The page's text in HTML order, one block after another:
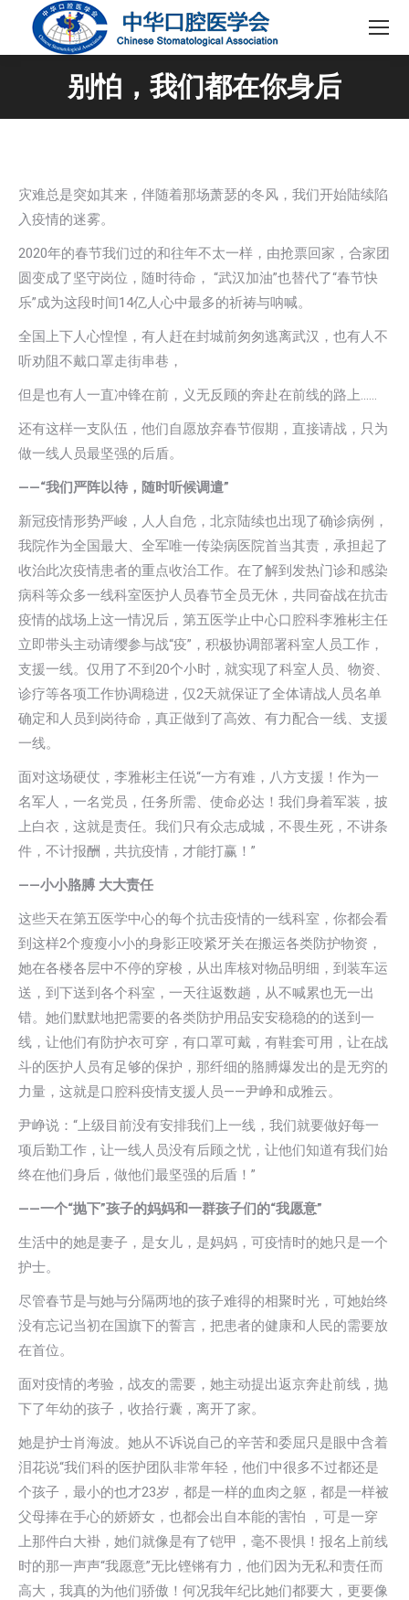
别怕，我们都在你身后
灾难总是突如其来，伴随着那场萧瑟的冬风，我们开始陆续陷
入疫情的迷雾。
2020年的春节我们过的和往年不太一样，由抢票回家，合家团
圆变成了坚守岗位，随时待命， “武汉加油”也替代了“春节快
乐”成为这段时间14亿人心中最多的祈祷与呐喊。
全国上下人心惶惶，有人赶在封城前匆匆逃离武汉，也有人不
听劝阻不戴口罩走街串巷，
但是也有人一直冲锋在前，义无反顾的奔赴在前线的路上……
还有这样一支队伍，他们自愿放弃春节假期，直接请战，只为
做一线人员最坚强的后盾。
——“我们严阵以待，随时听候调遣”
新冠疫情形势严峻，人人自危，北京陆续也出现了确诊病例，
我院作为全国最大、全军唯一传染病医院首当其责，承担起了
收治此次疫情患者的重点收治工作。在了解到发热门诊和感染
病科等众多一线科室医护人员春节全员无休，共同奋战在抗击
疫情的战场上这一情况后，第五医学止中心口腔科李雅彬主任
立即带头主动请缨参与战“疫”，积极协调部署科室人员工作，
支援一线。仅用了不到20个小时，就实现了科室人员、物资、
诊疗等各项工作协调稳进，仅2天就保证了全体请战人员名单
确定和人员到岗待命，真正做到了高效、有力配合一线、支援
一线。
面对这场硬仗，李雅彬主任说“一方有难，八方支援！作为一
名军人，一名党员，任务所需、使命必达！我们身着军装，披
上白衣，这就是责任。我们只有众志成城，不畏生死，不讲条
件，不计报酬，共抗疫情，才能打赢！”
——小小胳膊 大大责任
这些天在第五医学中心的每个抗击疫情的一线科室，你都会看
到这样2个瘦瘦小小的身影正咬紧牙关在搬运各类防护物资，
她在各楼各层中不停的穿梭，从出库核对物品明细，到装车运
送，到下送到各个科室，一天往返数趟，从不喊累也无一出
错。她们默默地把需要的各类防护用品安安稳稳的的送到一
线，让他们有防护衣可穿，有口罩可戴，有鞋套可用，让在战
斗的医护人员有足够的保护，那纤细的胳膊爆发出的是无穷的
力量，这就是口腔科疫情支援人员——尹峥和成雅云。
尹峥说：“上级目前没有安排我们上一线，我们就要做好每一
项后勤工作，让一线人员没有后顾之忧，让他们知道有我们始
终在他们身后，做他们最坚强的后盾！”
——一个“抛下”孩子的妈妈和一群孩子们的“我愿意”
生活中的她是妻子，是女儿，是妈妈，可疫情时的她只是一个
护士。
尽管春节是与她与分隔两地的孩子难得的相聚时光，可她始终
没有忘记当初在国旗下的誓言，把患者的健康和人民的需要放
在首位。
面对疫情的考验，战友的需要，她主动提出返京奔赴前线，抛
下了年幼的孩子，收拾行囊，离开了家。
她是护士肖海波。她从不诉说自己的辛苦和委屈只是眼中含着
泪花说“我们科的医护团队非常年轻，他们中很多不过都还是
个孩子，最小的也才23岁，都是一样的血肉之躯，都是一样被
父母捧在手心的娇娇女，也都会出自本能的害怕 ，可是一穿
上那件白大褂，她们就像是有了铠甲，毫不畏惧！报名上前线
时的那一声声“我愿意”无比铿锵有力，他们因为无私和责任而
高大，我真的为他们骄傲！何况我年纪比她们都要大，更要像